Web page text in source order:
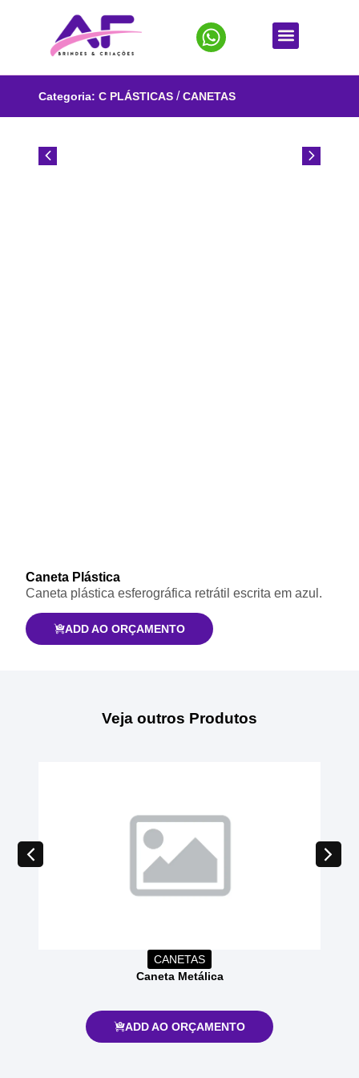
Categoria: C PLÁSTICAS /CANETAS
Caneta Plástica
Caneta plástica esferográfica retrátil escrita em azul.
ADD AO ORÇAMENTO
Veja outros Produtos
CANETAS
Caneta Metálica
ADD AO ORÇAMENTO